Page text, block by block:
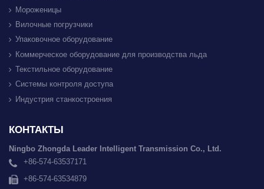
Мороженицы
Вилочные погрузчики
Упаковочное оборудование
Коммерческое оборудование для производства льда
Текстильное оборудование
Системы контроля доступа
Индустрия станкостроения
КОНТАКТЫ
Ningbo Zhongda Leader Intelligent Transmission Co., Ltd.
+86-574-63537171
+86-574-63534879